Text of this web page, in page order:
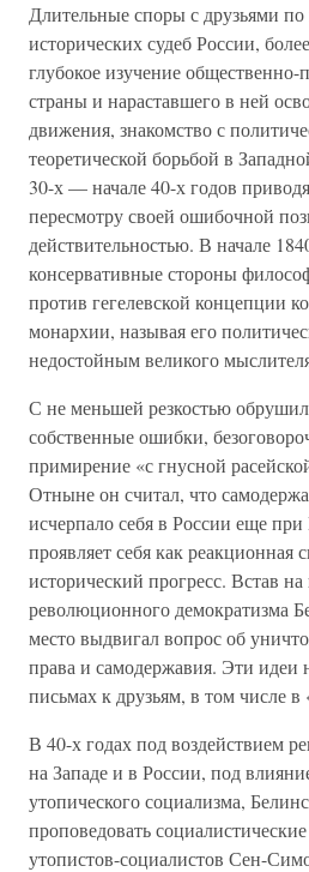
Длительные споры с друзьями
исторических судеб России,
глубокое изучение общественно-
страны и нараставшего в ней
движения, знакомство с
теоретической борьбой в
30-х — начале 40-х годов
пересмотру своей ошибочной
действительностью. В начале
консервативные стороны
против гегелевской концепции
монархии, называя его
недостойным великого
С не меньшей резкостью
собственные ошибки,
примирение «с гнусной
Отныне он считал, что
исчерпало себя в России еще
проявляет себя как реакционная
исторический прогресс. Встав
революционного демократизма
место выдвигал вопрос об
права и самодержавия. Эти идеи
письмах к друзьям, в том числе
В 40-х годах под воздействием
на Западе и в России, под
утопического социализма,
проповедовать
утопистов-социалистов Сен-